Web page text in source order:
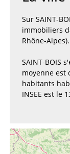
Sur SAINT-
immobiliers
Rhône-Alpes).
SAINT-BOIS
moyenne est
habitants
INSEE est le